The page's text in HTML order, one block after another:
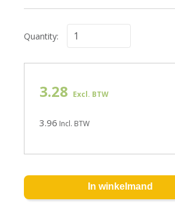
Quantity:
3.28 Excl. BTW
3.96 Incl. BTW
In winkelmand